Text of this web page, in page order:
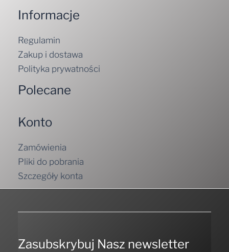
Informacje
Regulamin
Zakup i dostawa
Polityka prywatności
Polecane
Konto
Zamówienia
Pliki do pobrania
Szczegóły konta
Zasubskrybuj Nasz newsletter